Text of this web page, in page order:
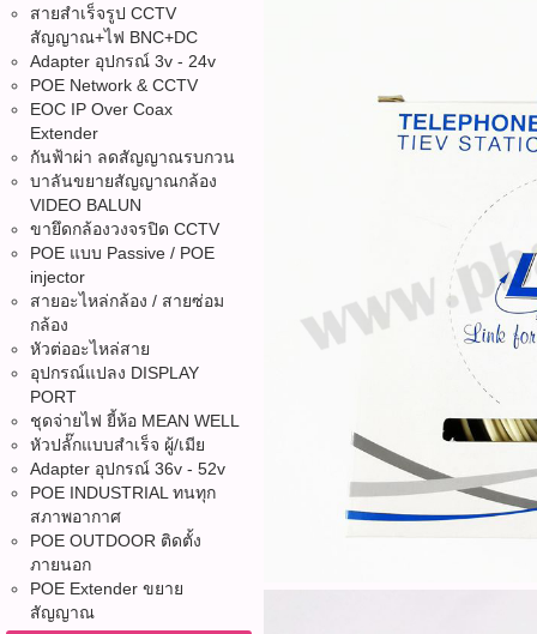
สายสำเร็จรูป CCTV
สัญญาณ+ไฟ BNC+DC
Adapter อุปกรณ์ 3v - 24v
POE Network & CCTV
EOC IP Over Coax
Extender
กันฟ้าผ่า ลดสัญญาณรบกวน
บาลันขยายสัญญาณกล้อง
VIDEO BALUN
ขายึดกล้องวงจรปิด CCTV
POE แบบ Passive / POE
injector
สายอะไหล่กล้อง / สายซ่อม
กล้อง
หัวต่ออะไหล่สาย
อุปกรณ์แปลง DISPLAY
PORT
ชุดจ่ายไฟ ยี้ห้อ MEAN WELL
หัวปลั๊กแบบสำเร็จ ผู้/เมีย
Adapter อุปกรณ์ 36v - 52v
POE INDUSTRIAL ทนทุก
สภาพอากาศ
POE OUTDOOR ติดตั้ง
ภายนอก
POE Extender ขยาย
สัญญาณ